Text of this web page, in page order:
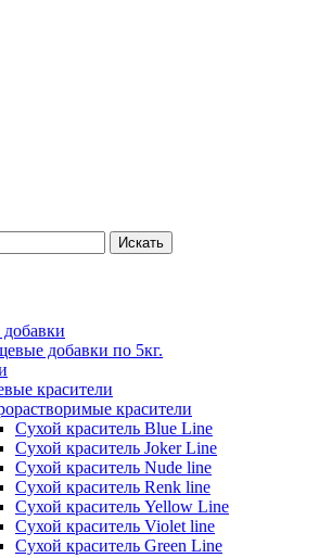
Искать
добавки по 5кг.
красители
красители
Сухой краситель Blue Line
Сухой краситель Joker Line
Сухой краситель Nude line
Сухой краситель Renk line
Сухой краситель Yellow Line
Сухой краситель Violet line
Сухой краситель Green Line